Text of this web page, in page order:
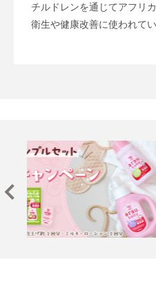
チルドレンを通じてアフリ
衛生や健康改善に使われてい